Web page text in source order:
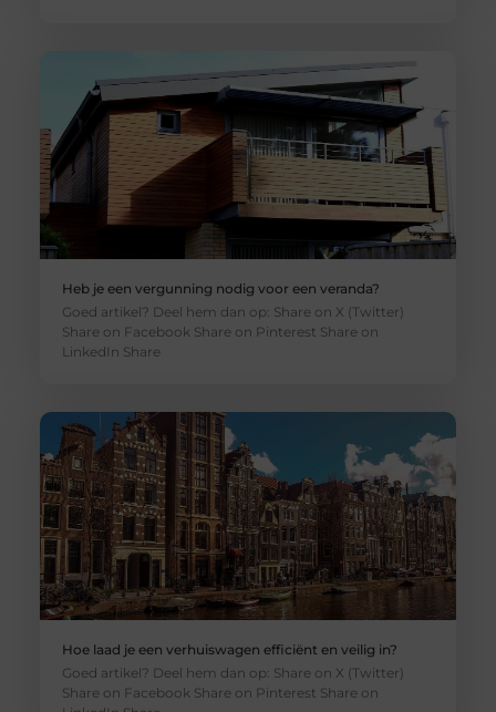
Heb je een vergunning nodig voor een veranda?
Goed artikel? Deel hem dan op: Share on X (Twitter)
Share on Facebook Share on Pinterest Share on
LinkedIn Share
Hoe laad je een verhuiswagen efficiënt en veilig in?
Goed artikel? Deel hem dan op: Share on X (Twitter)
Share on Facebook Share on Pinterest Share on